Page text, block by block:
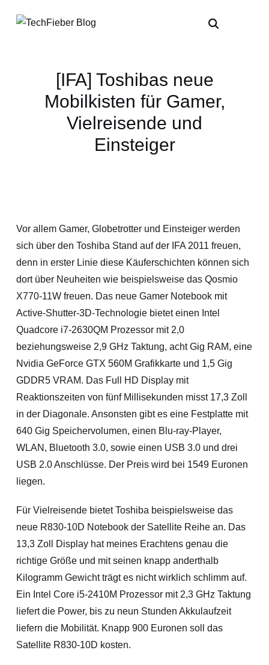
[IFA] Toshibas neue
Mobilkisten für Gamer,
Vielreisende und
Einsteiger
Vor allem Gamer, Globetrotter und Einsteiger werden
sich über den Toshiba Stand auf der IFA 2011 freuen,
denn in erster Linie diese Käuferschichten können sich
dort über Neuheiten wie beispielsweise das Qosmio
X770-11W freuen. Das neue Gamer Notebook mit
Active-Shutter-3D-Technologie bietet einen Intel
Quadcore i7-2630QM Prozessor mit 2,0
beziehungsweise 2,9 GHz Taktung, acht Gig RAM, eine
Nvidia GeForce GTX 560M Grafikkarte und 1,5 Gig
GDDR5 VRAM. Das Full HD Display mit
Reaktionszeiten von fünf Millisekunden misst 17,3 Zoll
in der Diagonale. Ansonsten gibt es eine Festplatte mit
640 Gig Speichervolumen, einen Blu-ray-Player,
WLAN, Bluetooth 3.0, sowie einen USB 3.0 und drei
USB 2.0 Anschlüsse. Der Preis wird bei 1549 Euronen
liegen.
Für Vielreisende bietet Toshiba beispielsweise das
neue R830-10D Notebook der Satellite Reihe an. Das
13,3 Zoll Display hat meines Erachtens genau die
richtige Größe und mit seinen knapp anderthalb
Kilogramm Gewicht trägt es nicht wirklich schlimm auf.
Ein Intel Core i5-2410M Prozessor mit 2,3 GHz Taktung
liefert die Power, bis zu neun Stunden Akkulaufzeit
liefern die Mobilität. Knapp 900 Euronen soll das
Satellite R830-10D kosten.